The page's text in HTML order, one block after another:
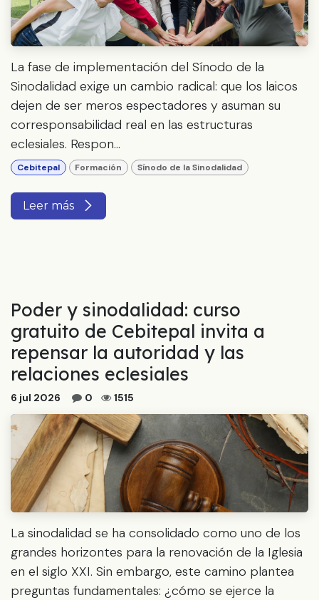
La fase de implementación del Sínodo de la
Sinodalidad exige un cambio radical: que los laicos
dejen de ser meros espectadores y asuman su
corresponsabilidad real en las estructuras
eclesiales. Respon...
Cebitepal Formación Sínodo de la Sinodalidad
Leer más
Poder y sinodalidad: curso
gratuito de Cebitepal invita a
repensar la autoridad y las
relaciones eclesiales
6 jul 2026 0 1515
La sinodalidad se ha consolidado como uno de los
grandes horizontes para la renovación de la Iglesia
en el siglo XXI. Sin embargo, este camino plantea
preguntas fundamentales: ¿cómo se ejerce la